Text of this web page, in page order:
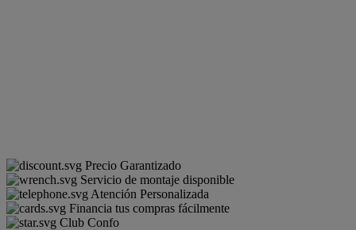
Precio Garantizado
Servicio de montaje disponible
Atención Personalizada
Financia tus compras fácilmente
Club Confo